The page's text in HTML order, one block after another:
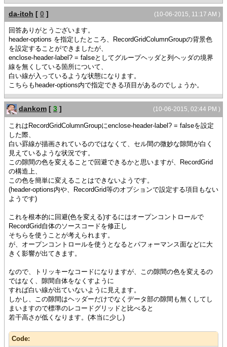
}
{after 0s do
def h = f.parent
set h.background = "#94cbff"
}
{return f }
}
{value
let people:RecordSet =
{RecordSet
{RecordFields
{RecordField
"First1", caption = "First
Name1", domain = String
},
{RecordField
"First2", caption = "First
Name2", domain = String
},
{RecordField
domain = String
},
{RecordField "Age1", domain =
int},
{RecordField "Age2", domain = int}
{RecordData First1 = "John", First2 =
"John2", Last = "Smith", Age1 = 25, Age2 = 252},
{RecordData First1 = "Jane", First2 =
"Jane2", Last = "Smith", Age1 = 29, Age2 = 252},
{RecordData First1 = "Jane", First2 =
"Jane2", Last = "Jones", Age1 = 28, Age2 = 252}
let r:RecordGrid =
(10-06-2015, 11:17 AM )
da-itoh [ 0 ]
回答ありがとうございます。
header-options を指定したところ、RecordGridColumnGroupの背景色
を設定することができましたが、
enclose-header-label? = falseとしてグループヘッダと列ヘッダの境界
線を無くしている箇所について、
白い線が入っているような状態になります。
こちらもheader-options内で指定できる項目があるのでしょうか。
(10-06-2015, 02:44 PM )
dankom [ 3 ]
これはRecordGridColumnGroupにenclose-header-label? = falseを設定
した際、
白い罫線が描画されているのではなくて、セル間の微妙な隙間が白く
見えているような状況です。
この隙間の色を変えることで回避できるかと思いますが、RecordGrid
の構造上、
この色を簡単に変えることはできないようです。
(header-options内や、RecordGrid等のオプションで設定する項目もない
ようです)
これを根本的に回避(色を変える)するにはオープンコントロールで
RecordGrid自体のソースコードを修正し
そちらを使うことが考えられます。
が、オープンコントロールを使うとなるとパフォーマンス面などに大
きく影響が出てきます。
なので、トリッキーなコードになりますが、この隙間の色を変えるの
ではなく、隙間自体をなくすように
すれば白い線が出ていないように見えます。
しかし、この隙間はヘッダーだけでなくデータ部の隙間も無くしてし
まいますので標準のレコードグリッドと比べると
若干高さが低くなります。(本当に少し)
Code: